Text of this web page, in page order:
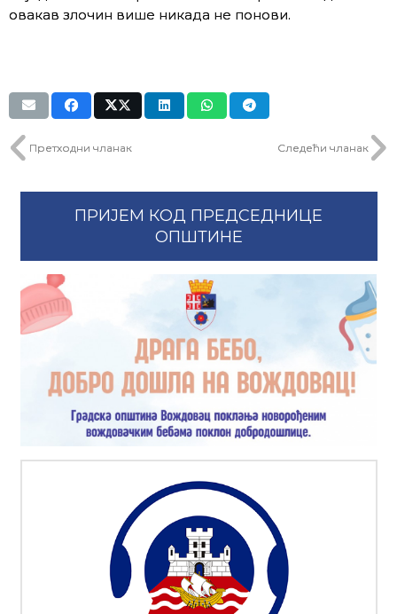
овакав злочин више никада не понови.
Претходни чланак Следећи чланак
ПРИЈЕМ КОД ПРЕДСЕДНИЦЕ
ОПШТИНЕ